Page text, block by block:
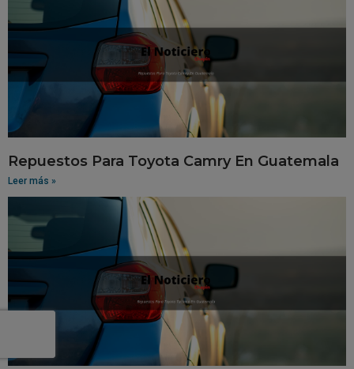
Repuestos Para Toyota Camry En Guatemala
Leer más »